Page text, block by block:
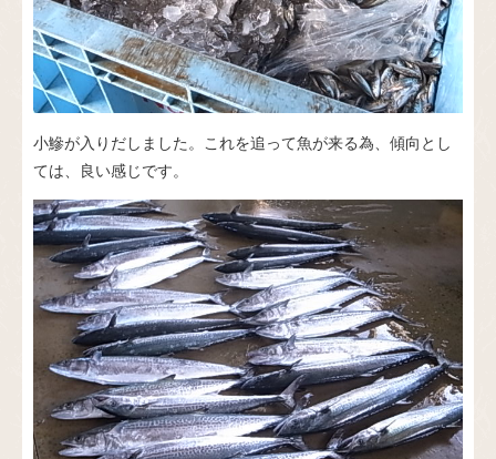
小鰺が入りだしました。これを追って魚が来る為、傾向とし
ては、良い感じです。